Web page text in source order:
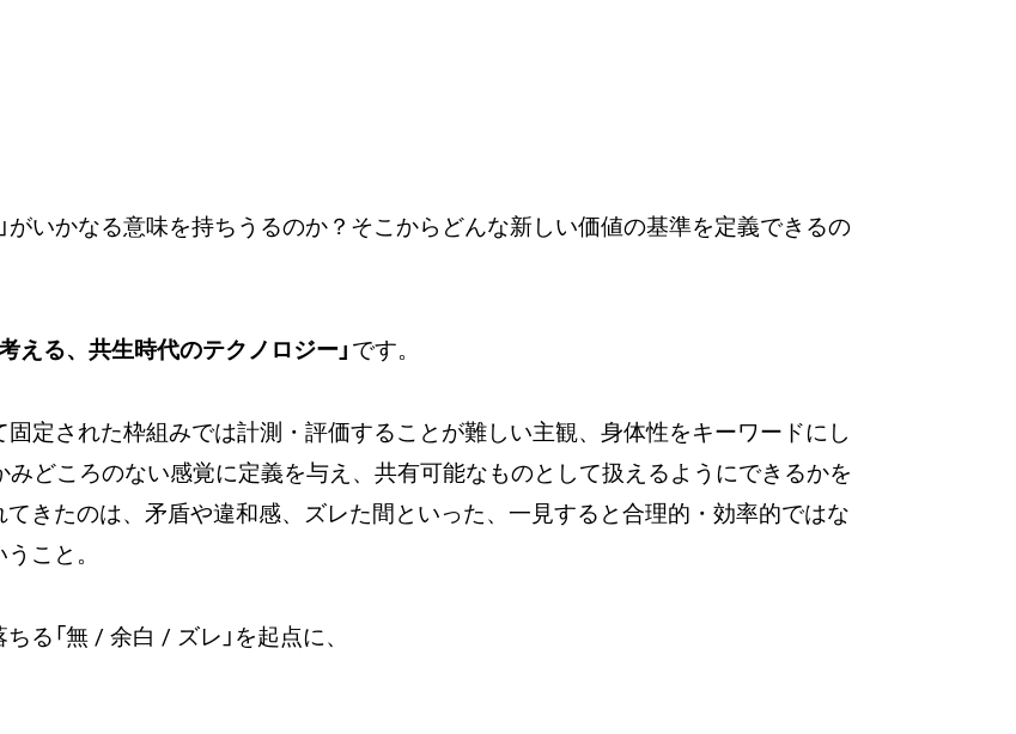
がいかなる意味を持ちうるのか？そこからどんな新しい価値の基準を定義できるの
える、共生時代のテクノロジー」 です。
固定された枠組みでは計測・評価することが難しい主観、身体性をキーワードにし
みどころのない感覚に定義を与え、共有可能なものとして扱えるようにできるかを
きたのは、矛盾や違和感、ズレた間といった、一見すると合理的・効率的ではな
こと。
る「無 / 余白 / ズレ」を起点に、